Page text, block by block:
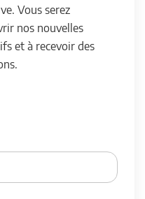
Vous serez
nos nouvelles
et à recevoir des